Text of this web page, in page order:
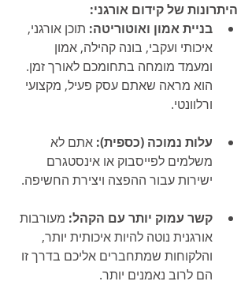
היתרונות של קידום אורגני:
בניית אמון ואוטוריטה: תוכן אורגני,
איכותי ועקבי, בונה קהילה, אמון
ומעמד מומחה בתחומכם לאורך זמן.
הוא מראה שאתם עסק פעיל, מקצועי
ורלוונטי.
עלות נמוכה (כספית): אתם לא
משלמים לפייסבוק או אינסטגרם
ישירות עבור ההפצה ויצירת החשיפה.
קשר עמוק יותר עם הקהל: מעורבות
אורגנית נוטה להיות איכותית יותר,
והלקוחות שמתחברים אליכם בדרך זו
הם לרוב נאמנים יותר.